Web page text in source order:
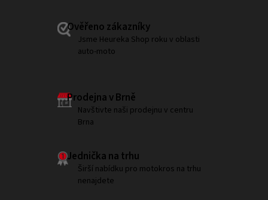
Ověřeno zákazníky
Jsme Heureka Shop roku v oblasti
auto-moto
Prodejna v Brně
Navštivte naši prodejnu v centru
Brna
Jednička na trhu
Širší nabídku pro motokros na trhu
nenajdete